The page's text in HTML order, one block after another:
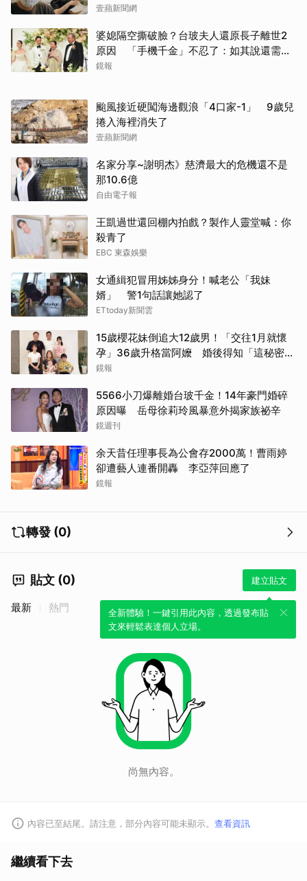
壹蘋新聞網
婆媳隔空撕破臉？台玻夫人還原長子離世2
原因 「手機千金」不忍了：如其說還需要
離開嗎？
鏡報
颱風接近硬闖海邊觀浪「4口家-1」 9歲兒
捲入海裡消失了
壹蘋新聞網
名家分享~謝明杰》慈濟最大的危機還不是
那10.6億
自由電子報
王凱過世還回棚內拍戲？製作人靈堂喊：你
殺青了
EBC 東森娛樂
女通緝犯冒用姊姊身分！喊老公「我妹
婿」 警1句話讓她認了
ETtoday新聞雲
15歲櫻花妹倒追大12歲男！「交往1月就懷
孕」36歲升格當阿嬤 婚後得知「這秘密」
傻眼了
鏡報
5566小刀爆離婚台玻千金！14年豪門婚碎
原因曝 岳母徐莉玲風暴意外揭家族祕辛
鏡週刊
余天昔任理事長為公會存2000萬！曹雨婷
卻遭藝人連番開轟 李亞萍回應了
鏡報
轉發 (0)
貼文 (0) 建立貼文
全新體驗！一鍵引用此內容，透過發布貼
文來輕鬆表達個人立場。
最新 熱門
尚無內容。
內容已至結尾。請注意，部分內容可能未顯示。 查看資訊
繼續看下去